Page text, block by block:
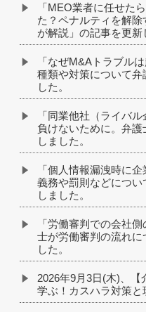
「MEO業者に任せた
た？ペナルティを解
が解説」の記事を更新
「なぜM&Aトラブル
種類や対策について
した。
「同業他社（ライバ
負けないために。弁
しました。
「個人情報漏洩時に
義務や罰則などにつ
しました。
「労働審判での会社
士が労働審判の流れ
した。
2026年9月3日(木)、
学ぶ！カスハラ対策